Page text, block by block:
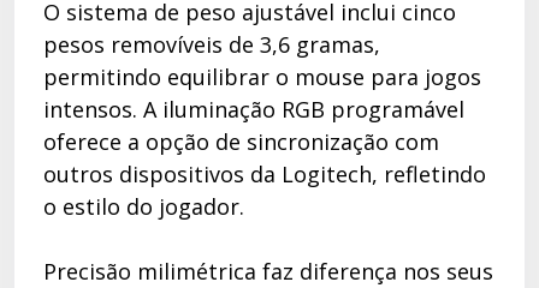
O sistema de peso ajustável inclui cinco
pesos removíveis de 3,6 gramas,
permitindo equilibrar o mouse para jogos
intensos. A iluminação RGB programável
oferece a opção de sincronização com
outros dispositivos da Logitech, refletindo
o estilo do jogador.
Precisão milimétrica faz diferença nos seus